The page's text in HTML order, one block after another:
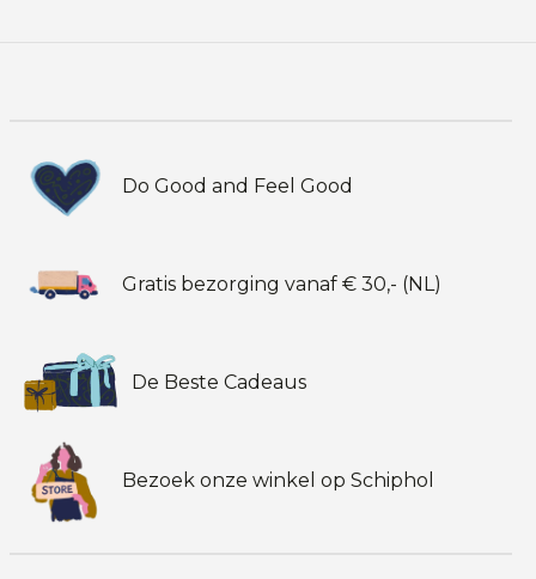
Do Good and Feel Good
Gratis bezorging vanaf € 30,- (NL)
De Beste Cadeaus
Bezoek onze winkel op Schiphol